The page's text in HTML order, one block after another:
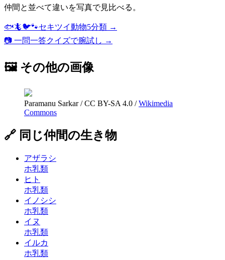
仲間と並べて違いを写真で見比べる。
🐟🦎🐦🐾セキツイ動物5分類 →
📷 一問一答クイズで腕試し →
🖼 その他の画像
Paramanu Sarkar/CC BY-SA 4.0 / Wikimedia
Commons
🔗 同じ仲間の生き物
アザラシ
ホ乳類
ヒト
ホ乳類
イノシシ
ホ乳類
イヌ
ホ乳類
イルカ
ホ乳類